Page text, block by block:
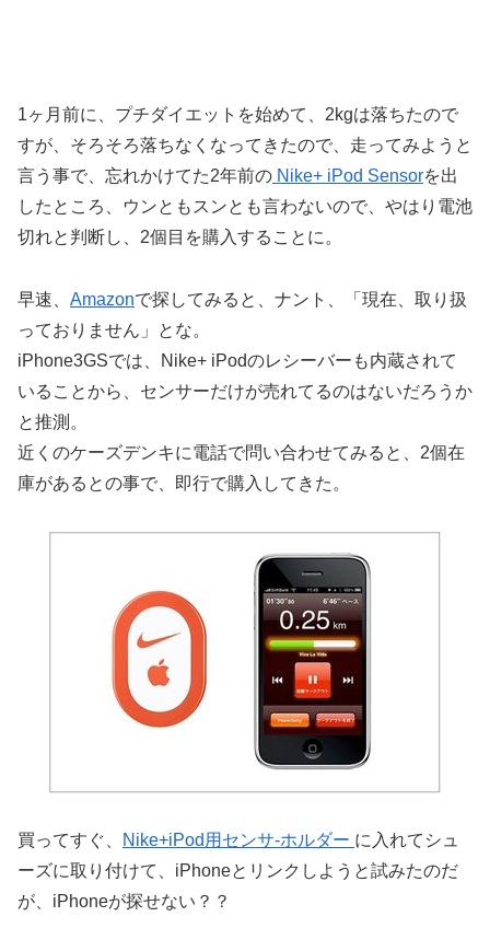
1ヶ月前に、プチダイエットを始めて、2kgは落ちたので
すが、そろそろ落ちなくなってきたので、走ってみようと
言う事で、忘れかけてた2年前の Nike+ iPod Sensorを出
したところ、ウンともスンとも言わないので、やはり電池
切れと判断し、2個目を購入することに。
早速、 Amazonで探してみると、ナント、「現在、取り扱
っておりません」とな。
iPhone3GSでは、Nike+ iPodのレシーバーも内蔵されて
いることから、センサーだけが売れてるのはないだろうか
と推測。
近くのケーズデンキに電話で問い合わせてみると、2個在
庫があるとの事で、即行で購入してきた。
買ってすぐ、 Nike+iPod用センサ-ホルダー に入れてシュ
ーズに取り付けて、iPhoneとリンクしようと試みたのだ
が、iPhoneが探せない？？